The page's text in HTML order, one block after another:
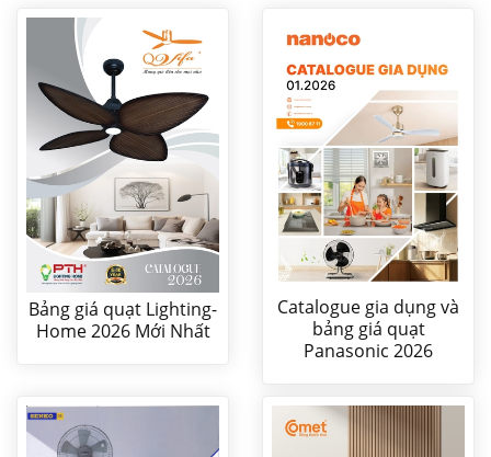
Bảng giá quạt Lighting-
Home 2026 Mới Nhất
Catalogue gia dụng và
bảng giá quạt
Panasonic 2026